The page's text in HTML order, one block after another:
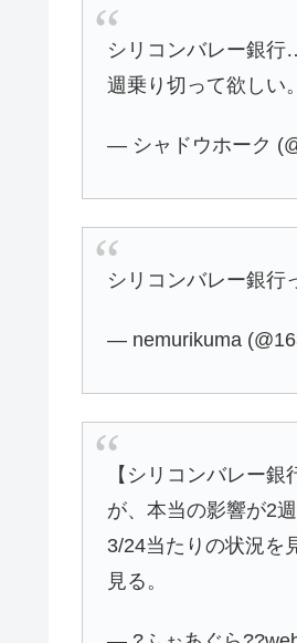
シリコンバレー銀
週乗り切って欲しい
— シャドウホーク
シリコンバレー銀行
— nemurikuma
【シリコンバレー
が、本当の影響が2
3/24当たりの状況を
見る。